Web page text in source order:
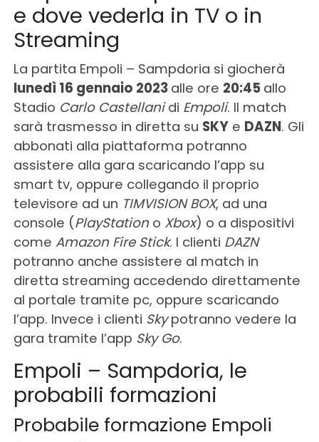
e dove vederla in TV o in
Streaming
La partita Empoli – Sampdoria si giocherà
lunedì 16 gennaio 2023 alle ore 20:45 allo
Stadio Carlo Castellanidi Empoli. Il match
sarà trasmesso in diretta su SKYe DAZN. Gli
abbonati alla piattaforma potranno
assistere alla gara scaricando l’app su
smart tv, oppure collegando il proprio
televisore ad un TIMVISION BOX, ad una
console (PlayStationo Xbox) o a dispositivi
come Amazon Fire Stick. I clienti DAZN
potranno anche assistere al match in
diretta streaming accedendo direttamente
al portale tramite pc, oppure scaricando
l’app. Invece i clienti Skypotranno vedere la
gara tramite l’app Sky Go.
Empoli – Sampdoria, le
probabili formazioni
Probabile formazione Empoli